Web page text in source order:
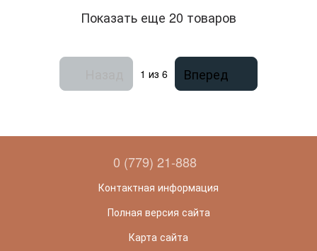
Показать еще 20 товаров
1 из 6 Вперед
0 (779) 21-888
Контактная информация
Полная версия сайта
Карта сайта